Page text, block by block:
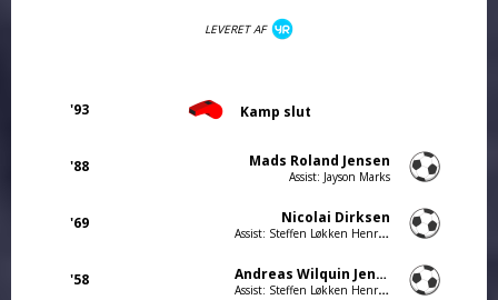
LEVERET AF
'93 Kamp slut
'88 Mads Roland Jensen
Assist: Jayson Marks
'69 Nicolai Dirksen
Assist: Steffen Løkken Henriksen
'58 Andreas Wilquin Jensen
Assist: Steffen Løkken Henriksen